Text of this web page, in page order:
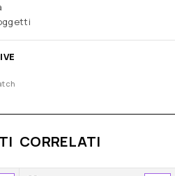
CORRELATI